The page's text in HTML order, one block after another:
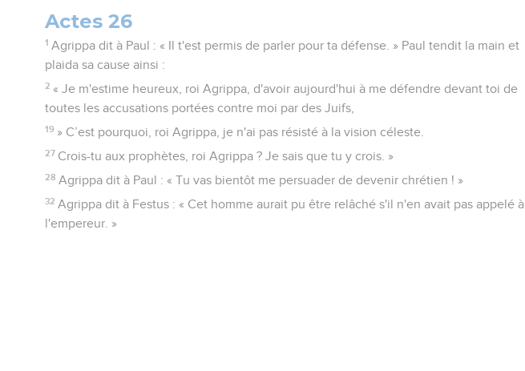
Actes 26
1 Agrippa dit à Paul : « Il t'est permis de parler pour ta défense. » Paul tendit la main et
plaida sa cause ainsi :
2 « Je m'estime heureux, roi Agrippa, d'avoir aujourd'hui à me défendre devant toi de
toutes les accusations portées contre moi par des Juifs,
19 » C’est pourquoi, roi Agrippa, je n'ai pas résisté à la vision céleste.
27 Crois-tu aux prophètes, roi Agrippa ? Je sais que tu y crois. »
28 Agrippa dit à Paul : « Tu vas bientôt me persuader de devenir chrétien ! »
32 Agrippa dit à Festus : « Cet homme aurait pu être relâché s'il n'en avait pas appelé à
l'empereur. »